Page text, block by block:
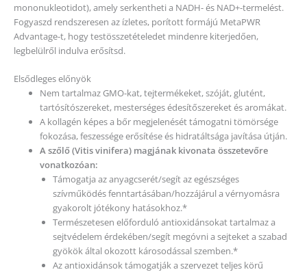
mononukleotidot), amely serkentheti a NADH- és NAD+-termelést.
Fogyaszd rendszeresen az ízletes, porított formájú MetaPWR
Advantage-t, hogy testösszetételedet mindenre kiterjedően,
legbelülről indulva erősítsd.
Elsődleges előnyök
Nem tartalmaz GMO-kat, tejtermékeket, szóját, glutént,
tartósítószereket, mesterséges édesítőszereket és aromákat.
A kollagén képes a bőr megjelenését támogatni tömörsége
fokozása, feszessége erősítése és hidratáltsága javítása útján.
A szőlő (Vitis vinifera) magjának kivonata összetevőre
vonatkozóan:
Támogatja az anyagcserét/segít az egészséges
szívműködés fenntartásában/hozzájárul a vérnyomásra
gyakorolt jótékony hatásokhoz.*
Természetesen előforduló antioxidánsokat tartalmaz a
sejtvédelem érdekében/segít megóvni a sejteket a szabad
gyökök által okozott károsodással szemben.*
Az antioxidánsok támogatják a szervezet teljes körű